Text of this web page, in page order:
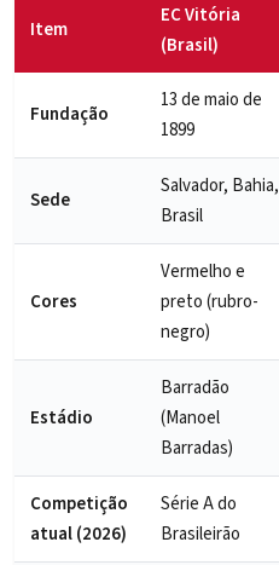
Item
EC Vitória
(Brasil)
Fundação
13 de maio de
1899
Sede
Salvador, Bahia,
Brasil
Cores
Vermelho e
preto (rubro-
negro)
Estádio
Barradão
(Manoel
Barradas)
Competição
atual (2026)
Série A do
Brasileirão